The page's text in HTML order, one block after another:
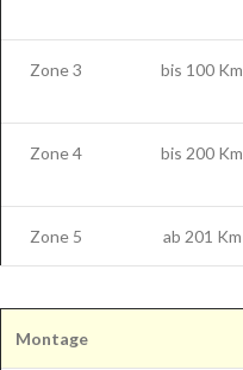
Zone 3 bis 100 Km
Zone 4 bis 200 Km
Zone 5 ab 201 Km
Montage